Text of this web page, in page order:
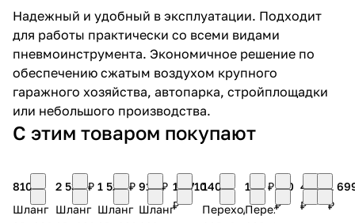
Надежный и удобный в эксплуатации. Подходит
для работы практически со всеми видами
пневмоинструмента. Экономичное решение по
обеспечению сжатым воздухом крупного
гаражного хозяйства, автопарка, стройплощадки
или небольшого производства.
С этим товаром покупают
810 ₽
Шланг
2 530 ₽
Шланг
1 520 ₽
Шланг
910 ₽
Шланг
16 710
₽
140 ₽
Переходник
140 ₽
Переходник
270
₽
460
₽
1
₽
раз в 2
недели